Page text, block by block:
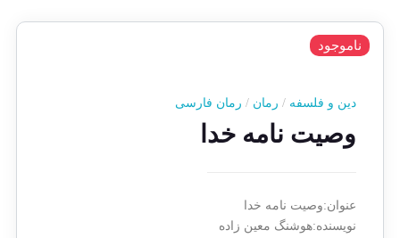
دین و فلسفه / رمان / رمان فارسی
وصیت نامه خدا
عنوان:وصیت نامه خدا
نویسنده:هوشنگ معین زاده
ناموجود